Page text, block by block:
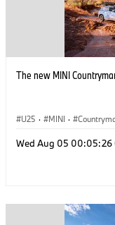
The new MINI
U25 · MINI ·
Wed Aug 05 00:05:26